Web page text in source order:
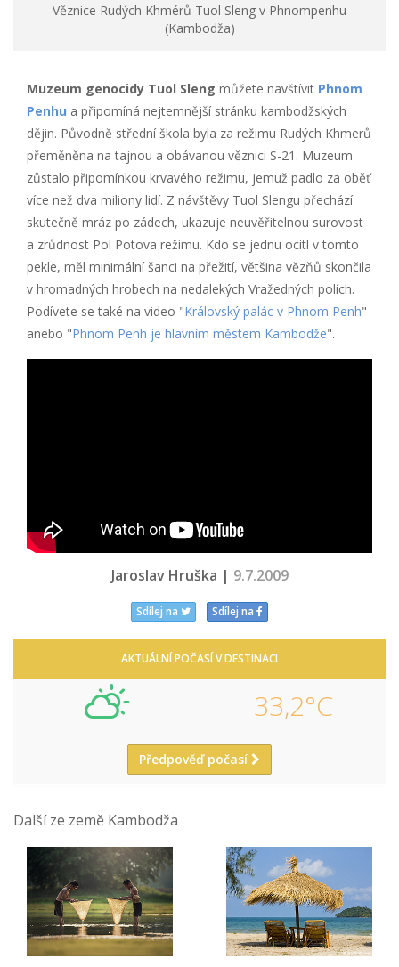
Věznice Rudých Khmérů Tuol Sleng v Phnompenhu
(Kambodža)
Muzeum genocidy Tuol Sleng můžete navštívit Phnom
Penhu a připomíná nejtemnější stránku kambodžských
dějin. Původně střední škola byla za režimu Rudých Khmerů
přeměněna na tajnou a obávanou věznici S-21. Muzeum
zůstalo připomínkou krvavého režimu, jemuž padlo za oběť
více než dva miliony lidí. Z návštěvy Tuol Slengu přechází
skutečně mráz po zádech, ukazuje neuvěřitelnou surovost
a zrůdnost Pol Potova režimu. Kdo se jednu ocitl v tomto
pekle, měl minimální šanci na přežití, většina vězňů skončila
v hromadných hrobech na nedalekých Vražedných polích.
Podívete se také na video "Královský palác v Phnom Penh"
anebo "Phnom Penh je hlavním městem Kambodže".
Jaroslav Hruška | 9.7.2009
Sdílej na Sdílej na
AKTUÁLNÍ POČASÍ V DESTINACI
33,2°C
Předpověď počasí
Další ze země Kambodža